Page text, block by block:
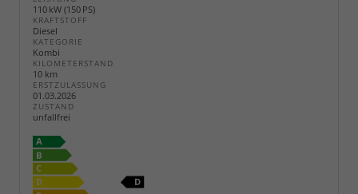
110 kW (150 PS)
KRAFTSTOFF
Diesel
KATEGORIE
Kombi
KILOMETERSTAND
10 km
ERSTZULASSUNG
01.03.2026
ZUSTAND
unfallfrei